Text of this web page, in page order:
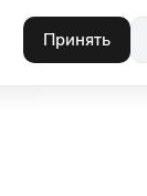
Принять